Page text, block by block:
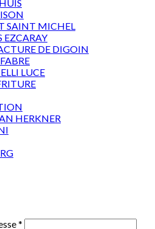
SAINT MICHEL
EZCARAY
DE DIGOIN
LUCE
HERKNER
*